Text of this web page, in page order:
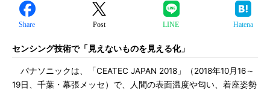
Share Post LINE Hatena
センシング技術で「見えないものを見える化」
パナソニックは、「CEATEC JAPAN 2018」（2018年10月16～
19日、千葉・幕張メッセ）で、人間の表面温度や匂い、着座姿勢